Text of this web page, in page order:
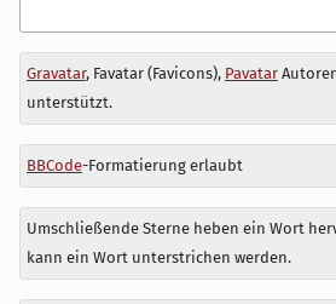
Antwort
zu
Gravatar, Favatar (Favicons), Pavatar
unterstützt.
BBCode-Formatierung erlaubt
Umschließende Sterne heben ein Wort
kann ein Wort unterstrichen werden.